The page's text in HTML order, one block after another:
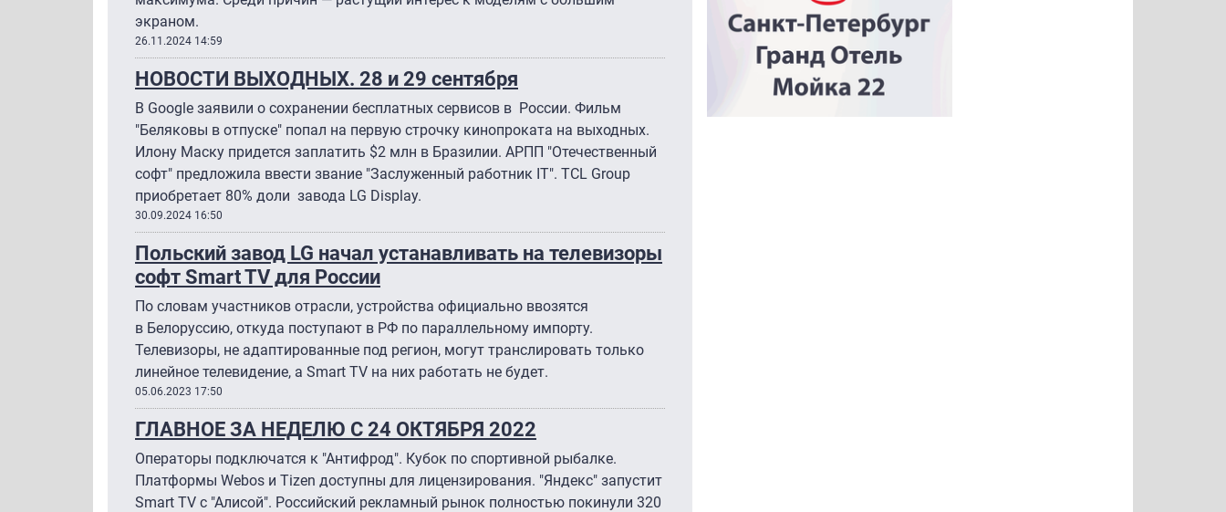
экраном.
26.11.2024 14:59
НОВОСТИ ВЫХОДНЫХ. 28 и 29 сентября
В Google заявили о сохранении бесплатных сервисов в России. Фильм
"Беляковы в отпуске" попал на первую строчку кинопроката на выходных.
Илону Маску придется заплатить $2 млн в Бразилии. АРПП "Отечественный
софт" предложила ввести звание "Заслуженный работник IT". TCL Group
приобретает 80% доли завода LG Display.
30.09.2024 16:50
Польский завод LG начал устанавливать на телевизоры
софт Smart TV для России
По словам участников отрасли, устройства официально ввозятся
в Белоруссию, откуда поступают в РФ по параллельному импорту.
Телевизоры, не адаптированные под регион, могут транслировать только
линейное телевидение, а Smart TV на них работать не будет.
05.06.2023 17:50
ГЛАВНОЕ ЗА НЕДЕЛЮ С 24 ОКТЯБРЯ 2022
Операторы подключатся к "Антифрод". Кубок по спортивной рыбалке.
Платформы Webos и Tizen доступны для лицензирования. "Яндекс" запустит
Smart TV с "Алисой". Российский рекламный рынок полностью покинули 320